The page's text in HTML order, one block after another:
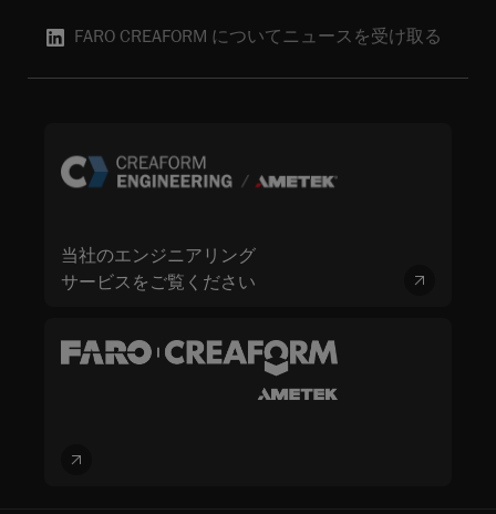
FARO CREAFORM についてニュースを受け取る
当社のエンジニアリング
サービスをご覧ください